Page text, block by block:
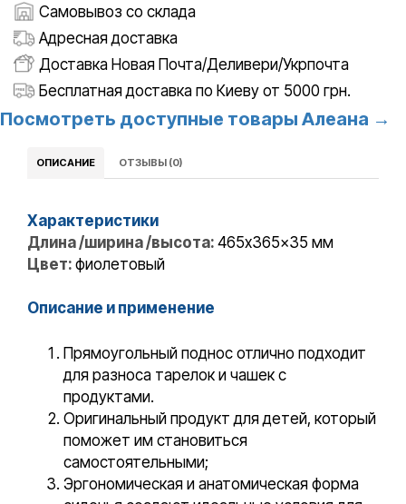
Самовывоз со склада
Адресная доставка
Доставка Новая Почта/Деливери/Укрпочта
Бесплатная доставка по Киеву от 5000 грн.
Посмотреть доступные товары Алеана →
ОПИСАНИЕ ОТЗЫВЫ (0)
Характеристики
Длина /ширина /высота: 465x365x35 мм
Цвет: фиолетовый
Описание и применение
Прямоугольный поднос отлично подходит
для разноса тарелок и чашек с
продуктами.
Оригинальный продукт для детей, который
поможет им становиться
самостоятельными;
Эргономическая и анатомическая форма